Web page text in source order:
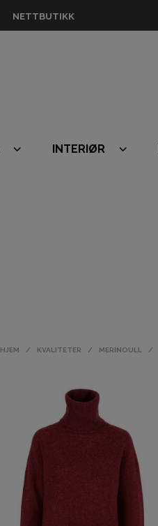
NETTBUTIKK
INTERIØR
HJEM / KVALITETER / MERINOULL /